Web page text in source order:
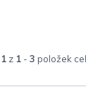
1 z 1 - 3 položek